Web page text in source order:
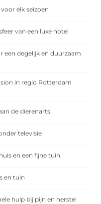
elk seizoen
van een luxe hotel
een degelijk en duurzaam
in regio Rotterdam
de dierenarts
televisie
en een fijne tuin
en tuin
hulp bij pijn en herstel